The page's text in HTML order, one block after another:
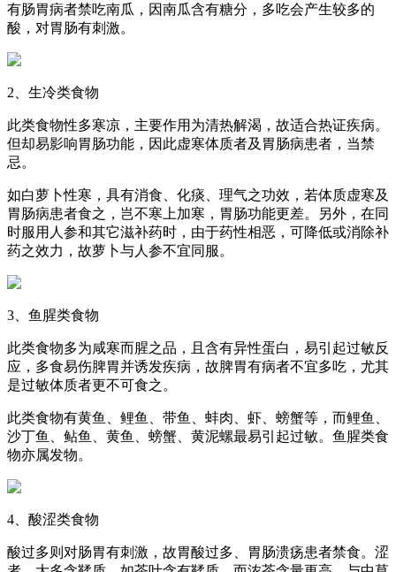
有肠胃病者禁吃南瓜，因南瓜含有糖分，多吃会产生较多的
酸，对胃肠有刺激。
2、生冷类食物
此类食物性多寒凉，主要作用为清热解渴，故适合热证疾病。
但却易影响胃肠功能，因此虚寒体质者及胃肠病患者，当禁
忌。
如白萝卜性寒，具有消食、化痰、理气之功效，若体质虚寒及
胃肠病患者食之，岂不寒上加寒，胃肠功能更差。另外，在同
时服用人参和其它滋补药时，由于药性相恶，可降低或消除补
药之效力，故萝卜与人参不宜同服。
3、鱼腥类食物
此类食物多为咸寒而腥之品，且含有异性蛋白，易引起过敏反
应，多食易伤脾胃并诱发疾病，故脾胃有病者不宜多吃，尤其
是过敏体质者更不可食之。
此类食物有黄鱼、鲤鱼、带鱼、蚌肉、虾、螃蟹等，而鲤鱼、
沙丁鱼、鲇鱼、黄鱼、螃蟹、黄泥螺最易引起过敏。鱼腥类食
物亦属发物。
4、酸涩类食物
酸过多则对肠胃有刺激，故胃酸过多、胃肠溃疡患者禁食。涩